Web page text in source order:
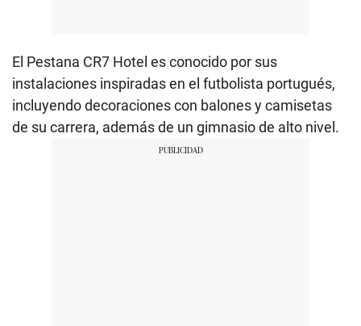
El Pestana CR7 Hotel es conocido por sus
instalaciones inspiradas en el futbolista portugués,
incluyendo decoraciones con balones y camisetas
de su carrera, además de un gimnasio de alto nivel.